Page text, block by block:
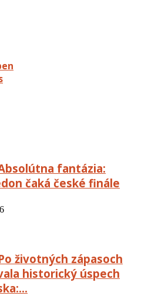
fantázia:
čaká české finále
životných zápasoch
historický úspech